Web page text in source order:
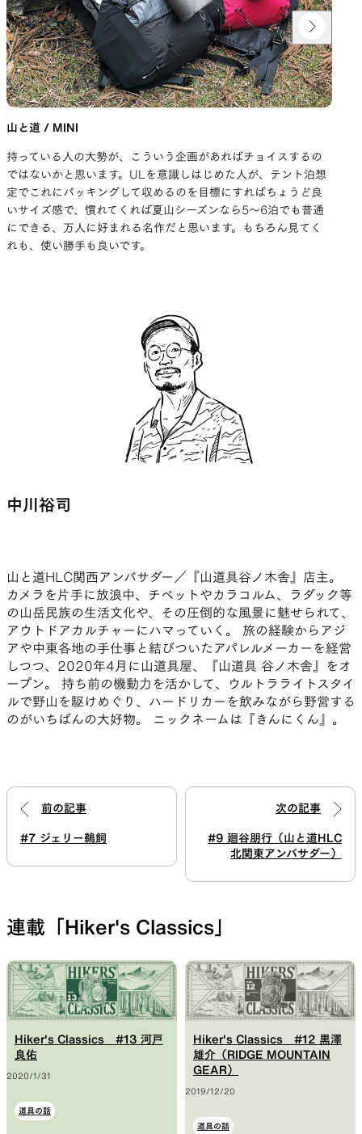
山と道 / MINI
持っている人の大勢が、こういう企画があればチョイスするの
ではないかと思います。ULを意識しはじめた人が、テント泊想
定でこれにパッキングして収めるのを目標にすればちょうど良
いサイズ感で、慣れてくれば夏山シーズンなら5〜6泊でも普通
にできる、万人に好まれる名作だと思います。もちろん見てく
れも、使い勝手も良いです。
中川裕司
山と道HLC関西アンバサダー／『山道具谷ノ木舎』店主。
カメラを片手に放浪中、チベットやカラコルム、ラダック等
の山岳民族の生活文化や、その圧倒的な風景に魅せられて、
アウトドアカルチャーにハマっていく。 旅の経験からアジ
アや中東各地の手仕事と結びついたアパレルメーカーを経営
しつつ、2020年4月に山道具屋、『山道具 谷ノ木舎』をオ
ープン。 持ち前の機動力を活かして、ウルトラライトスタイ
ルで野山を駆けめぐり、ハードリカーを飲みながら野営する
のがいちばんの大好物。 ニックネームは『きんにくん』。
前の記事
#7 ジェリー鵜飼
次の記事
#9 廻谷朋行（山と道HLC
北関東アンバサダー）
連載「Hiker's Classics」
Hiker's Classics #13 河戸
良佑
2020/1/31
道具の話
Hiker's Classics #12 黒澤
雄介（RIDGE MOUNTAIN
GEAR）
2019/12/20
道具の話